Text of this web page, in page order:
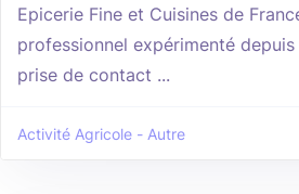
Epicerie Fine et Cuisines de
professionnel expérimenté
prise de contact ...
Activité Agricole - Autre